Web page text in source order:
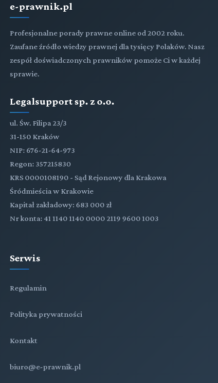
e-prawnik.pl
Profesjonalne porady prawne online od 2002 roku.
Zaufane źródło wiedzy prawnej dla tysięcy Polaków. Nasz
zespół doświadczonych prawników pomoże Ci w każdej
sprawie.
Legalsupport sp. z o.o.
ul. Św. Filipa 23/3
31-150 Kraków
NIP: 676-21-64-973
Regon: 357215830
KRS 0000108190 - Sąd Rejonowy dla Krakowa
Śródmieścia w Krakowie
Kapitał zakładowy: 683 000 zł
Nr konta: 41 1140 1140 0000 2119 9600 1003
Serwis
Regulamin
Polityka prywatności
Kontakt
biuro@e-prawnik.pl